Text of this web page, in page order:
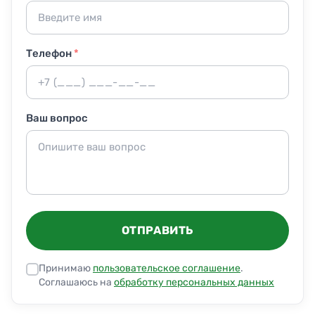
Телефон*
Ваш вопрос
ОТПРАВИТЬ
Принимаю пользовательское соглашение.
Соглашаюсь на обработку персональных данных